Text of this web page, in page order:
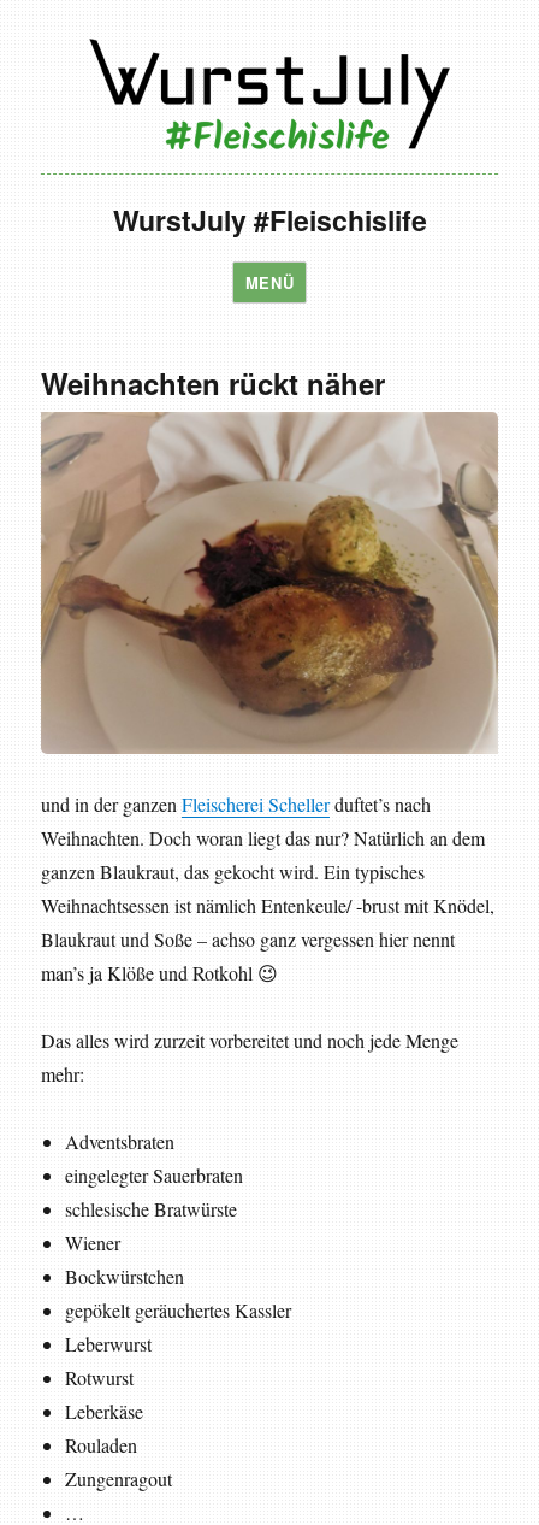
WurstJuly #Fleischislife
MENÜ
Weihnachten rückt näher
und in der ganzenFleischerei Schellerduftet’s nach
Weihnachten. Doch woran liegt das nur? Natürlich an dem
ganzen Blaukraut, das gekocht wird. Ein typisches
Weihnachtsessen ist nämlich Entenkeule/ -brust mit Knödel,
Blaukraut und Soße – achso ganz vergessen hier nennt
man’s ja Klöße und Rotkohl 😉
Das alles wird zurzeit vorbereitet und noch jede Menge
mehr:
Adventsbraten
eingelegter Sauerbraten
schlesische Bratwürste
Wiener
Bockwürstchen
gepökelt geräuchertes Kassler
Leberwurst
Rotwurst
Leberkäse
Rouladen
Zungenragout
…